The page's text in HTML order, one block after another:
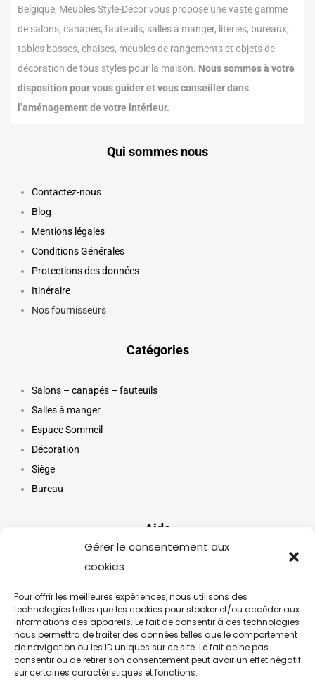
Gérer le consentement aux
cookies
Pour offrir les meilleures expériences, nous utilisons des
technologies telles que les cookies pour stocker et/ou accéder aux
informations des appareils. Le fait de consentir à ces technologies
nous permettra de traiter des données telles que le comportement
de navigation ou les ID uniques sur ce site. Le fait de ne pas
consentir ou de retirer son consentement peut avoir un effet négatif
sur certaines caractéristiques et fonctions.
Belgique, Meubles Style-Décor vous propose une vaste gamme
de salons, canapés, fauteuils, salles à manger, literies, bureaux,
tables basses, chaises, meubles de rangements et objets de
décoration de tous styles pour la maison. Nous sommes à votre
disposition pour vous guider et vous conseiller dans
l’aménagement de votre intérieur.
Qui sommes nous
Contactez-nous
Blog
Mentions légales
Conditions Générales
Protections des données
Itinéraire
Nos fournisseurs
Catégories
Salons – canapés – fauteuils
Salles à manger
Espace Sommeil
Décoration
Siège
Bureau
Aide
Mon compte
Service Client
FAQ
Suivez notre actualité